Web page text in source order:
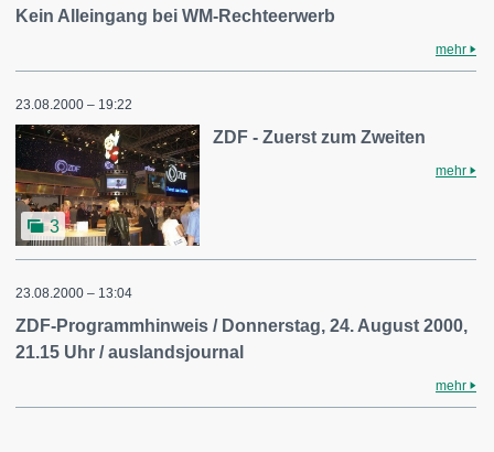
Kein Alleingang bei WM-Rechteerwerb
mehr
23.08.2000 – 19:22
3
ZDF - Zuerst zum Zweiten
mehr
23.08.2000 – 13:04
ZDF-Programmhinweis / Donnerstag, 24. August 2000,
21.15 Uhr / auslandsjournal
mehr